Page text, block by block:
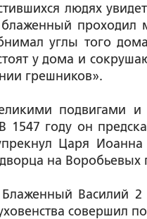
людях
блаженный проходил
углы того
у дома и
грешников».
подвигами
1547 году он
Царя
на Воробьевых
Блаженный Василий
совершил